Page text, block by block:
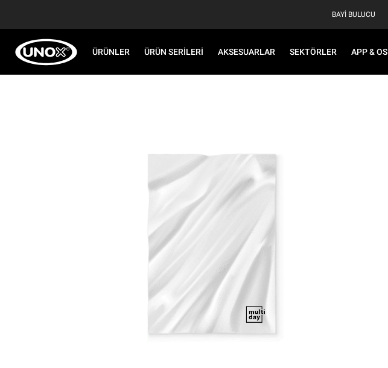
BAYI BULUCU
ÜRÜNLER ÜRÜN SERILERI AKSESUARLAR SEKTÖRLER APP & OS